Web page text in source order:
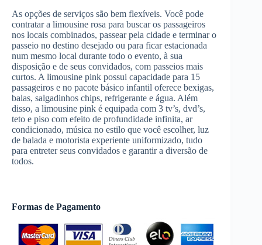
As opções de serviços são bem flexíveis. Você pode
contratar a limousine rosa para buscar os passageiros
nos locais combinados, passear pela cidade e terminar o
passeio no destino desejado ou para ficar estacionada
num mesmo local durante todo o evento, à sua
disposição e de seus convidados, com passeios mais
curtos. A limousine pink possui capacidade para 15
passageiros e no pacote básico infantil oferece bexigas,
balas, salgadinhos chips, refrigerante e água. Além
disso, a limousine pink é equipada com 3 tv’s, dvd’s,
teto e piso com efeito de profundidade infinita, ar
condicionado, música no estilo que você escolher, luz
de balada e motorista experiente uniformizado, tudo
para entreter seus convidados e garantir a diversão de
todos.
Formas de Pagamento